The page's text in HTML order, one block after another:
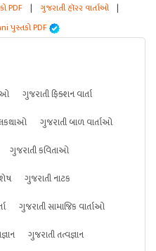
PDF | ગુજરાતી હૉરર વાર્તાઓ |
પુસ્તકો PDF
ગુજરાતી ફિક્શન વાર્તા
ગુજરાતી બાળ વાર્તાઓ
ગુજરાતી કવિતાઓ
ગુજરાતી નાટક
ગુજરાતી સામાજિક વાર્તાઓ
ગુજરાતી તત્વજ્ઞાન